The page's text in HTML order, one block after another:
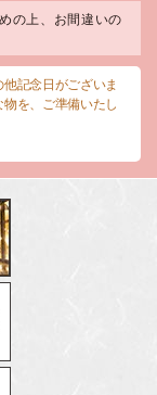
の上、お間違いの
記念日がございま
を、ご準備いたし